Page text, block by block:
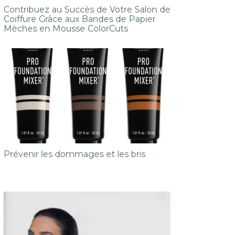
Contribuez au Succès de Votre Salon de
Coiffure Grâce aux Bandes de Papier
Mèches en Mousse ColorCuts
Prévenir les dommages et les bris